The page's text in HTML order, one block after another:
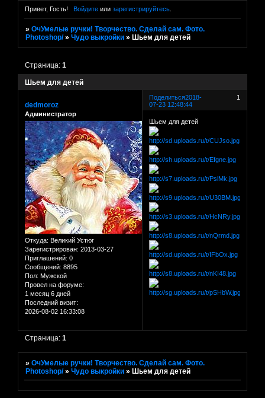
Привет, Гость! Войдитеили зарегистрируйтесь.
»ОчУмелые ручки! Творчество. Сделай сам. Фото.
Photoshop/ »Чудо выкройки » Шьем для детей
Шьем для детей
Страница:1
Поделиться 1
2018-
07-23 12:48:44
dedmoroz
Администратор
Откуда: Великий Устюг
Зарегистрирован: 2013-03-27
Приглашений: 0
Сообщений: 8895
Пол: Мужской
Провел на форуме:
1 месяц 6 дней
Последний визит:
2026-08-02 16:33:08
Шьем для детей
Страница:1
»ОчУмелые ручки! Творчество. Сделай сам. Фото.
Photoshop/ »Чудо выкройки »Шьем для детей